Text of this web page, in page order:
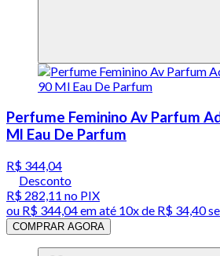
Perfume Feminino Av Parfum
Ml Eau De Parfum
R$ 344,04
Desconto
R$ 282,11 no PIX
ou R$ 344,04em até 10x de R$ 34,40
COMPRAR AGORA